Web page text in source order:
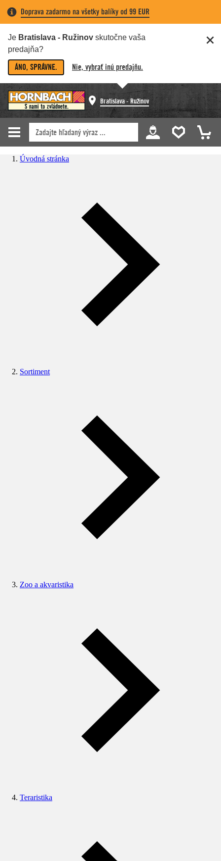
Doprava zadarmo na všetky balíky od 99 EUR
Je Bratislava - Ružinov skutočne vaša
predajňa?
ÁNO, SPRÁVNE. Nie, vybrať inú predajňu.
Bratislava - Ružinov
Úvodná stránka
Sortiment
Zoo a akvaristika
Teraristika